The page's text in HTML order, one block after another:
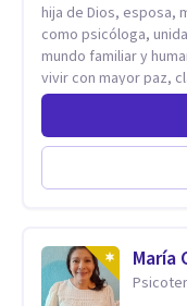
hija de Dios, esposa,
como psicóloga,
mundo familiar y
vivir con mayor paz,
profundamente que
ciclo —personal,
oportunidades de
combinación de
herramientas
eres. Mi misión es
lo que aún pesa,
relación contigo
María